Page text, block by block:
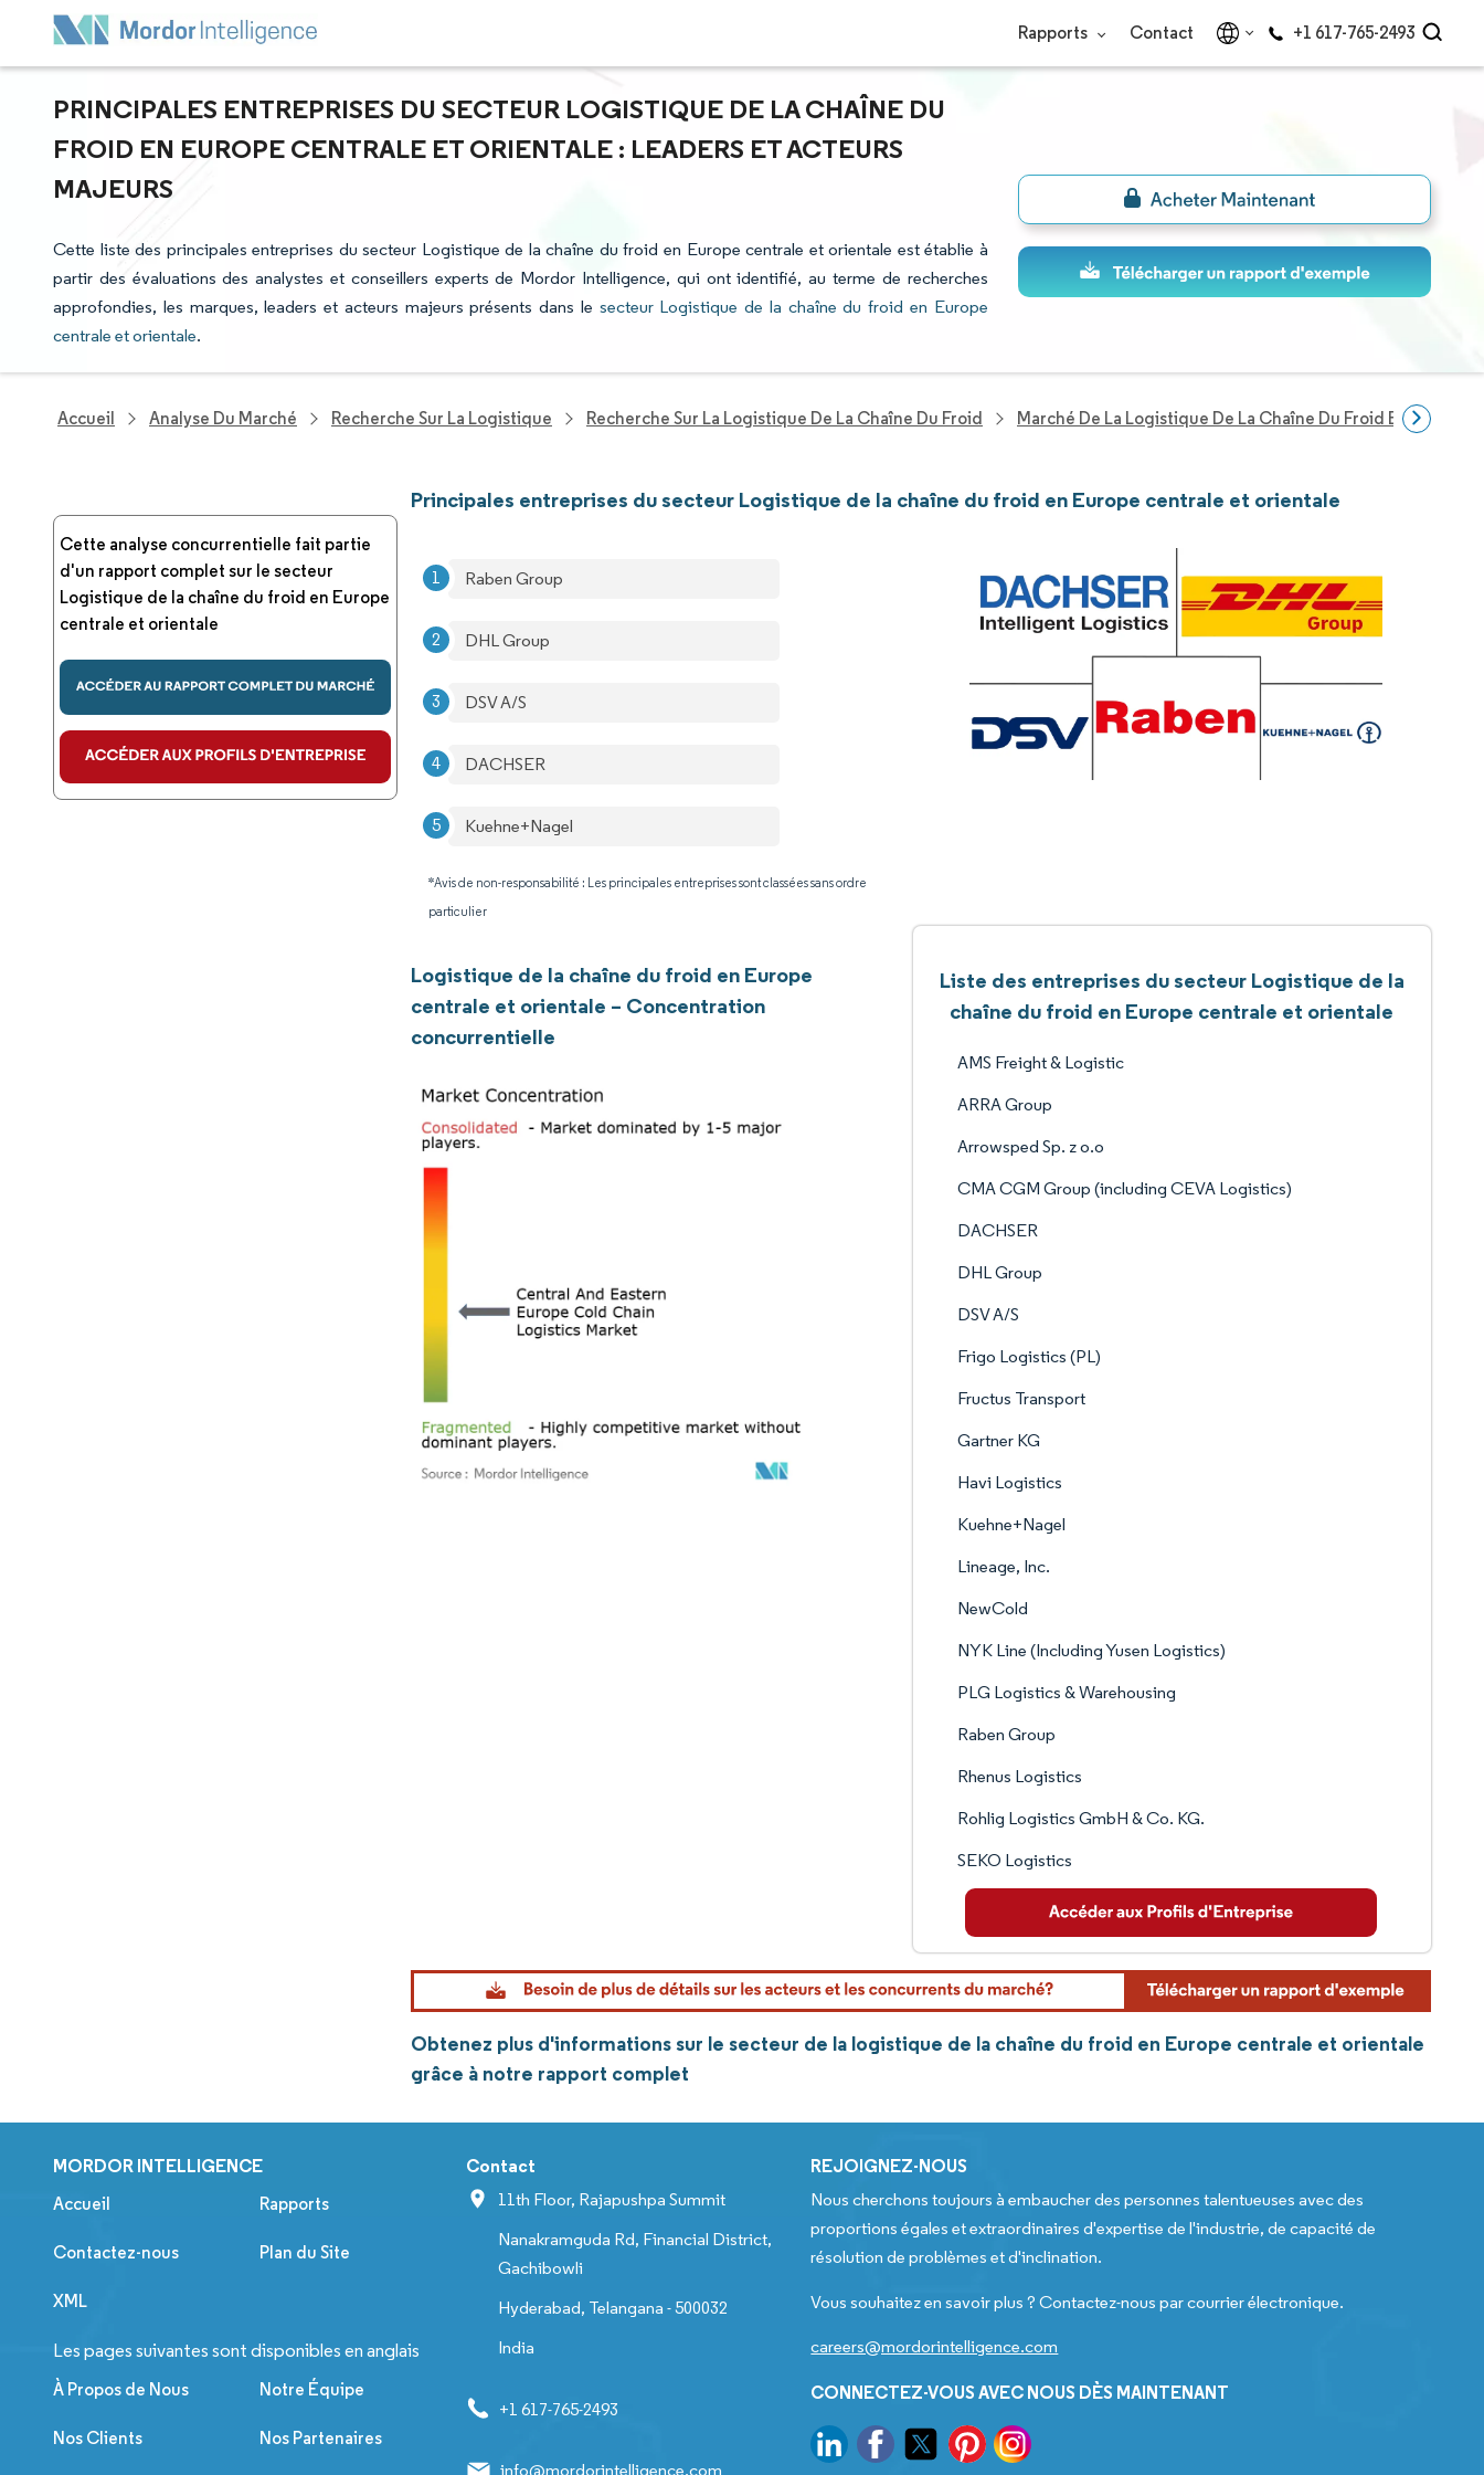
Rapports Contact +1 617-765-2493
PRINCIPALES ENTREPRISES DU SECTEUR LOGISTIQUE DE LA CHAÎNE DU
FROID EN EUROPE CENTRALE ET ORIENTALE : LEADERS ET ACTEURS
MAJEURS
Cette liste des principales entreprises du secteur Logistique de la chaîne du froid en Europe centrale et orientale est établie à
partir des évaluations des analystes et conseillers experts de Mordor Intelligence, qui ont identifié, au terme de recherches
approfondies, les marques, leaders et acteurs majeurs présents dans le secteur Logistique de la chaîne du froid en Europe
centrale et orientale.
Accueil Analyse Du Marché Recherche Sur La Logistique Recherche Sur La Logistique De La Chaîne Du Froid Marché De La Logistique De La Chaîne Du Froid En Europe
Cette analyse concurrentielle fait partie
d'un rapport complet sur le secteur
Logistique de la chaîne du froid en Europe
centrale et orientale
Principales entreprises du secteur Logistique de la chaîne du froid en Europe centrale et orientale
Raben Group
DHL Group
DSV A/S
DACHSER
Kuehne+Nagel
*Avis de non-responsabilité : Les principales entreprises sont classées sans ordre
particulier
Logistique de la chaîne du froid en Europe
centrale et orientale – Concentration
concurrentielle
Liste des entreprises du secteur Logistique de la
chaîne du froid en Europe centrale et orientale
AMS Freight & Logistic
ARRA Group
Arrowsped Sp. z o.o
CMA CGM Group (including CEVA Logistics)
DACHSER
DHL Group
DSV A/S
Frigo Logistics (PL)
Fructus Transport
Gartner KG
Havi Logistics
Kuehne+Nagel
Lineage, Inc.
NewCold
NYK Line (Including Yusen Logistics)
PLG Logistics & Warehousing
Raben Group
Rhenus Logistics
Rohlig Logistics GmbH & Co. KG.
SEKO Logistics
Obtenez plus d'informations sur le secteur de la logistique de la chaîne du froid en Europe centrale et orientale
grâce à notre rapport complet
MORDOR INTELLIGENCE
Accueil Rapports
Contactez-nous Plan du Site
XML
Les pages suivantes sont disponibles en anglais
À Propos de Nous Notre Équipe
Nos Clients Nos Partenaires
Contact
11th Floor, Rajapushpa Summit
Nanakramguda Rd, Financial District,
Gachibowli
Hyderabad, Telangana - 500032
India
+1 617-765-2493
info@mordorintelligence.com
REJOIGNEZ-NOUS
Nous cherchons toujours à embaucher des personnes talentueuses avec des
proportions égales et extraordinaires d'expertise de l'industrie, de capacité de
résolution de problèmes et d'inclination.
Vous souhaitez en savoir plus ? Contactez-nous par courrier électronique.
careers@mordorintelligence.com
CONNECTEZ-VOUS AVEC NOUS DÈS MAINTENANT